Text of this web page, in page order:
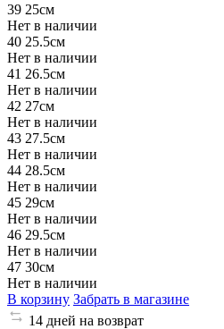
39 25см
Нет в наличии
40 25.5см
Нет в наличии
41 26.5см
Нет в наличии
42 27см
Нет в наличии
43 27.5см
Нет в наличии
44 28.5см
Нет в наличии
45 29см
Нет в наличии
46 29.5см
Нет в наличии
47 30см
Нет в наличии
В корзину Забрать в магазине
14 дней на возврат